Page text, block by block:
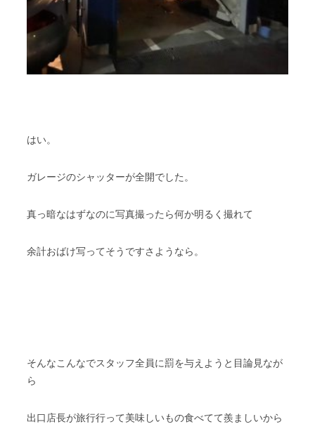
はい。
ガレージのシャッターが全開でした。
真っ暗なはずなのに写真撮ったら何か明るく撮れて
余計おばけ写ってそうですさようなら。
そんなこんなでスタッフ全員に罰を与えようと目論見なが
ら
出口店長が旅行行って美味しいもの食べてて羨ましいから